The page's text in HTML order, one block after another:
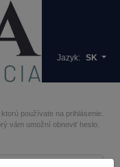
Jazyk: SK
používate na prihlásenie.
vám umožní obnoviť heslo.